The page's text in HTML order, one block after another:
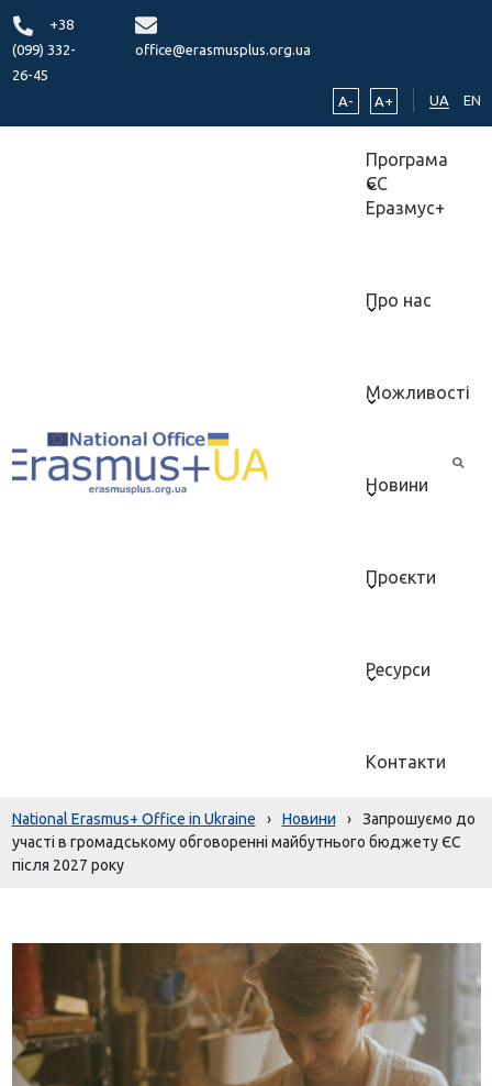
+38
(099) 332-
26-45
office@erasmusplus.org.ua
A- A+ UA EN
Програма
ЄС
Еразмус+
Про нас
Можливості
Новини
Проєкти
Ресурси
Контакти
National Erasmus+ Office in Ukraine › Новини ›
Запрошуємо до
участі в громадському обговоренні майбутнього бюджету ЄС
після 2027 року